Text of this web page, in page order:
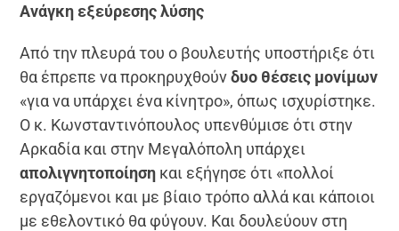
Ανάγκη εξεύρεσης λύσης
Από την πλευρά του ο βουλευτής υποστήριξε ότι
θα έπρεπε να προκηρυχθούνδυο θέσεις μονίμων
«για να υπάρχει ένα κίνητρο», όπως ισχυρίστηκε.
Ο κ. Κωνσταντινόπουλος υπενθύμισε ότι στην
Αρκαδία και στην Μεγαλόπολη υπάρχει
απολιγνητοποίηση και εξήγησε ότι «πολλοί
εργαζόμενοι και με βίαιο τρόπο αλλά και κάποιοι
με εθελοντικό θα φύγουν. Και δουλεύουν στη